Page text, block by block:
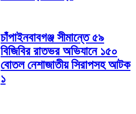
চাঁপাইনবাবগঞ্জ সীমান্তে ৫৯
বিজিবির রাতভর অভিযানে ১৫০
বোতল নেশাজাতীয় সিরাপসহ আটক
১